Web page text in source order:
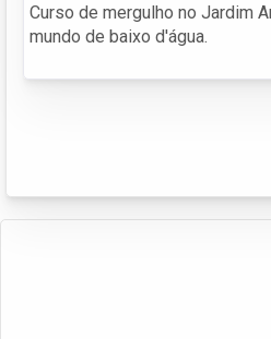
Curso de mergulho no Jardim
mundo de baixo d'água.